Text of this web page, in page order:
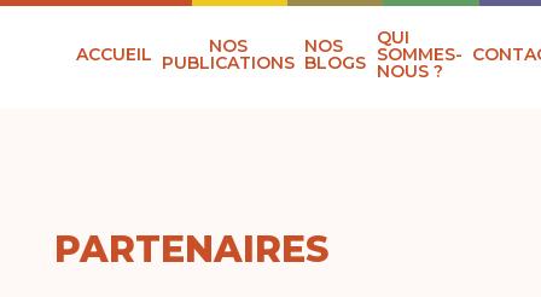
ACCUEIL NOS
PUBLICATIONS
NOS
BLOGS
QUI
SOMMES-
NOUS ?
PARTENAIRES